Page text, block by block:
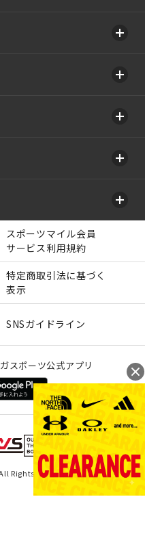
スポーツマイル会員
サービス利用規約
特定商取引法に基づく
表示
SNSガイドライン
スポーツ公式アプリ
Rights Reserved.